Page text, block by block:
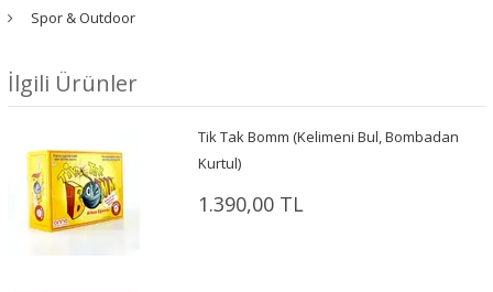
Spor & Outdoor
İlgili Ürünler
Tik Tak Bomm (Kelimeni Bul, Bombadan
Kurtul)
1.390,00 TL